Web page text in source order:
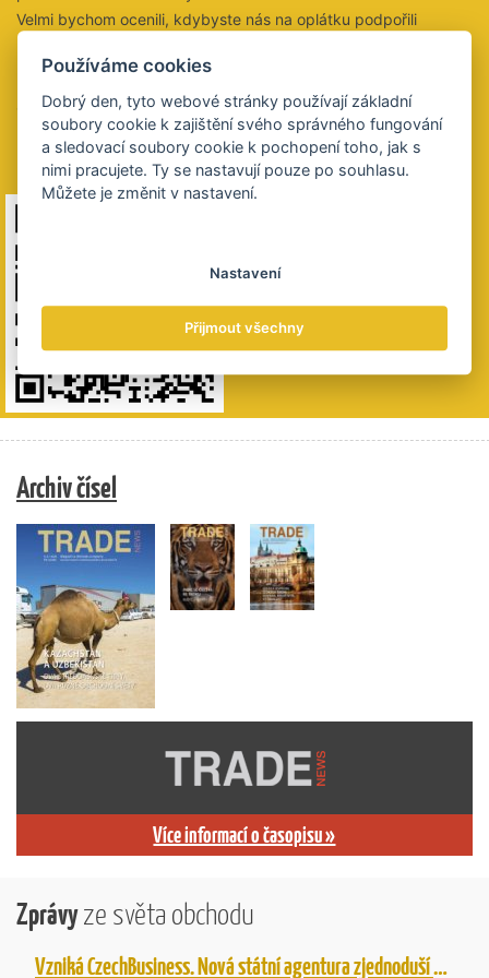
Velmi bychom ocenili, kdybyste nás na oplátku podpořili
peněžitým darem na tento účet:
2021853028/5500
QR kód obsahuje údaje k platbě. Výše částky je na vás,
budeme si vážit všech darovaných plateb.
Děkujeme 😊
Archiv čísel
Více informací o časopisu »
Zprávyze světa obchodu
Vzniká CzechBusiness. Nová státní agentura zjednoduší podporu českých firem
Používáme cookies
Dobrý den, tyto webové stránky používají základní
soubory cookie k zajištění svého správného fungování
a sledovací soubory cookie k pochopení toho, jak s
nimi pracujete. Ty se nastavují pouze po souhlasu.
Můžete je změnit v nastavení.
Nastavení
Přijmout všechny